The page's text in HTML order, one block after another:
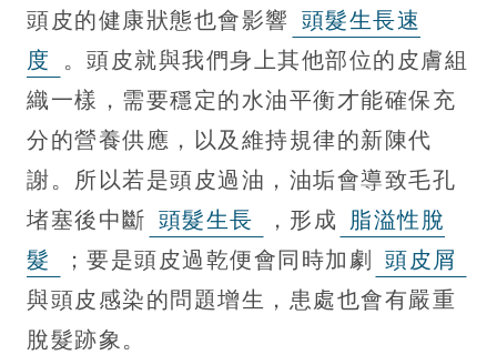
頭皮的健康狀態也會影響 頭髮生長速
度 。頭皮就與我們身上其他部位的皮膚組
織一樣，需要穩定的水油平衡才能確保充
分的營養供應，以及維持規律的新陳代
謝。所以若是頭皮過油，油垢會導致毛孔
堵塞後中斷 頭髮生長 ，形成 脂溢性脫
髮
；要是頭皮過乾便會同時加劇 頭皮屑
與頭皮感染的問題增生，患處也會有嚴重
脫髮跡象。